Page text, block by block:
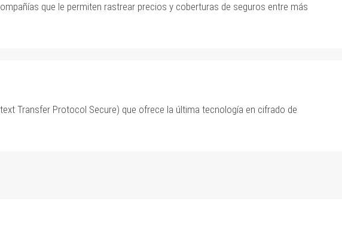
que le permiten rastrear precios y coberturas de seguros entre más
Transfer Protocol Secure) que ofrece la última tecnología en cifrado de